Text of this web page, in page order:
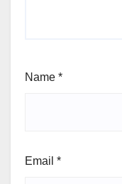
Name *
Email *